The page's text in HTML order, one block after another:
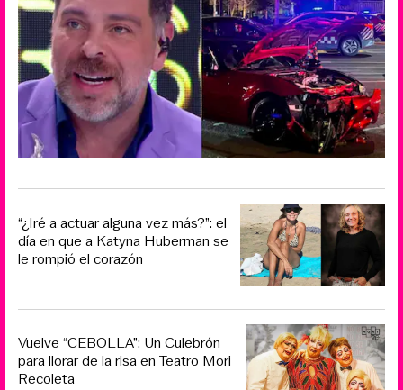
“¿Iré a actuar alguna vez más?”: el
día en que a Katyna Huberman se
le rompió el corazón
Vuelve “CEBOLLA”: Un Culebrón
para llorar de la risa en Teatro Mori
Recoleta